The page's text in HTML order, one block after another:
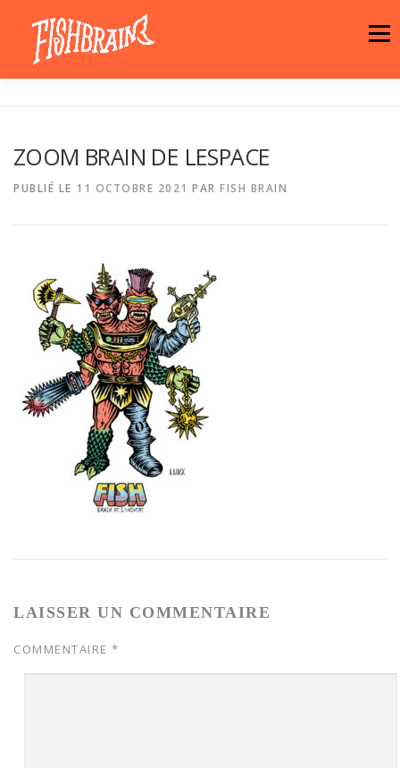
contenu
Menu
LA BOUTIQUE
ZOOM BRAIN DE LESPACE
PUBLIÉ LE 11 OCTOBRE 2021 PAR FISH BRAIN
LAISSER UN COMMENTAIRE
COMMENTAIRE *